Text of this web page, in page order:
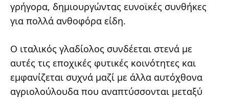
γρήγορα, δημιουργώντας ευνοϊκές συνθήκες
για πολλά ανθοφόρα είδη.
Ο ιταλικός γλαδίολος συνδέεται στενά με
αυτές τις εποχικές φυτικές κοινότητες και
εμφανίζεται συχνά μαζί με άλλα αυτόχθονα
αγριολούλουδα που αναπτύσσονται μεταξύ